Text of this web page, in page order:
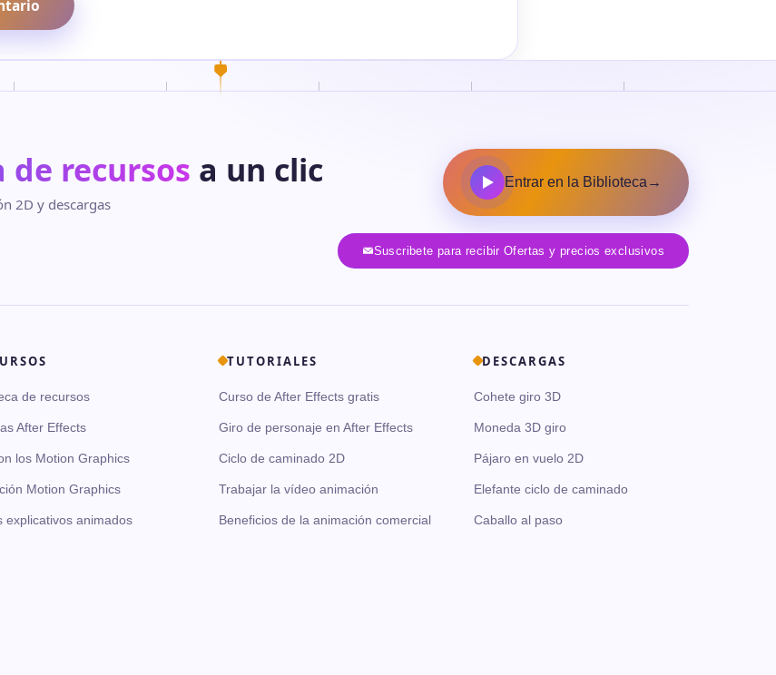
de recursos a un clic
2D y descargas
Entrar en la Biblioteca →
Suscribete para recibir Ofertas y precios exclusivos
de recursos
After Effects
los Motion Graphics
Motion Graphics
explicativos animados
TUTORIALES
Curso de After Effects gratis
Giro de personaje en After Effects
Ciclo de caminado 2D
Trabajar la vídeo animación
Beneficios de la animación comercial
DESCARGAS
Cohete giro 3D
Moneda 3D giro
Pájaro en vuelo 2D
Elefante ciclo de caminado
Caballo al paso